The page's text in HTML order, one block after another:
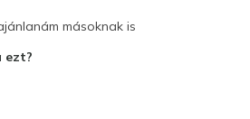
másoknak is
ezt?